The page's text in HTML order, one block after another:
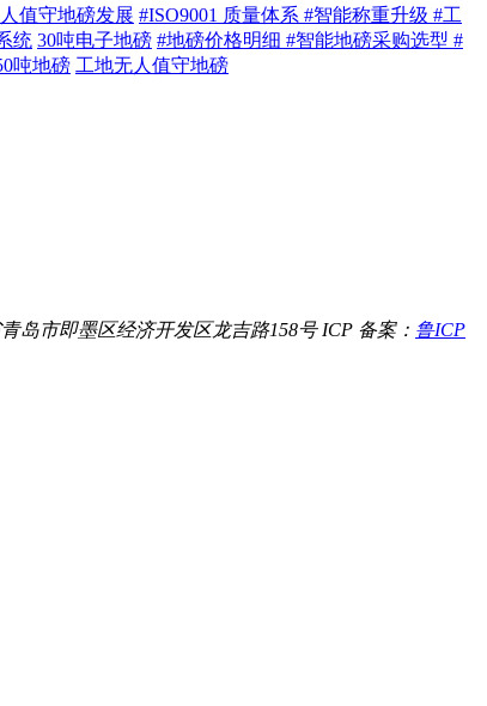
值守地磅发展 #ISO9001 质量体系 #智能称重升级 #工
统 30吨电子地磅 #地磅价格明细 #智能地磅采购选型 #
吨地磅 工地无人值守地磅
岛市即墨区经济开发区龙吉路158号 ICP 备案： 鲁ICP